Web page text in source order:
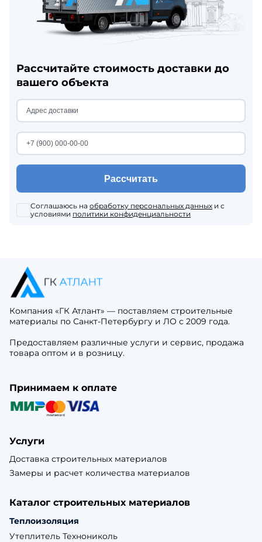
Рассчитайте стоимость доставки до
вашего объекта
Рассчитать
Соглашаюсь на обработку персональных данных и с
условиями политики конфиденциальности
Компания «ГК Атлант» — поставляем строительные
материалы по Санкт-Петербургу и ЛО с 2009 года.
Предоставляем различные услуги и сервис, продажа
товара оптом и в розницу.
Принимаем к оплате
Услуги
Доставка строительных материалов
Замеры и расчет количества материалов
Каталог строительных материалов
Теплоизоляция
Утеплитель Технониколь